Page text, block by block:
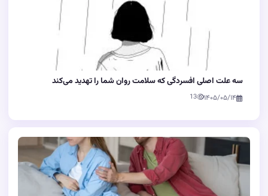
سه علت اصلی افسردگی که سلامت روان شما را تهدید می‌کند
۱۴۰۵/۰۵/۱۴ 13